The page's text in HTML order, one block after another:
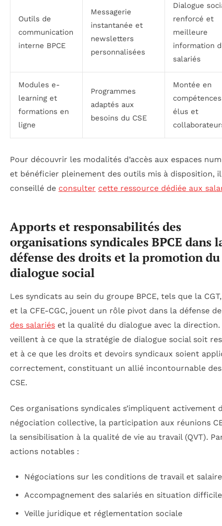
Outils de
communication
interne BPCE
Messagerie
instantanée et
newsletters
personnalisées
Dialogue
renforcé et
meilleure
information
salariés
Modules e-
learning et
formations en
ligne
Programmes
adaptés aux
besoins du CSE
Montée en
élus et
Pour découvrir les modalités d’accès aux espaces
et bénéficier pleinement des outils mis à disposition,
conseillé de consulter cette ressource dédiée aux
Apports et responsabilités des
organisations syndicales BPCE dans
défense des droits et la promotion du
dialogue social
Les syndicats au sein du groupe BPCE, tels que la
et la CFE-CGC, jouent un rôle pivot dans la défense
des salariés et la qualité du dialogue avec la direction.
veillent à ce que la stratégie de dialogue social soit
et à ce que les droits et devoirs syndicaux soient
correctement, constituant un allié incontournable
CSE.
Ces organisations syndicales s’impliquent activement
négociation collective, la participation aux réunions
la sensibilisation à la qualité de vie au travail (QVT).
actions notables :
Négociations sur les conditions de travail et
Accompagnement des salariés en situation difficile
Veille juridique et réglementation sociale